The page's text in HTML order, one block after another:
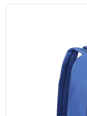
Categorías
Logo 24hs